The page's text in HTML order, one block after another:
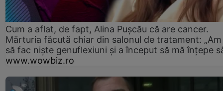
Cum a aflat, de fapt, Alina Pușcău că are cancer.
Mărturia făcută chiar din salonul de tratament:
să fac niște genuflexiuni și a început să mă înțepe
www.wowbiz.ro